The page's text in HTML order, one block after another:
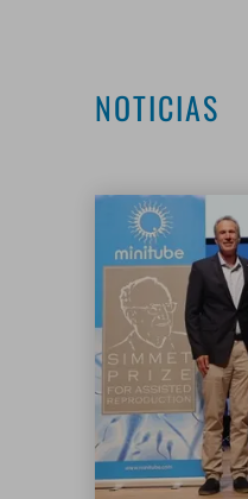
NOTICIAS